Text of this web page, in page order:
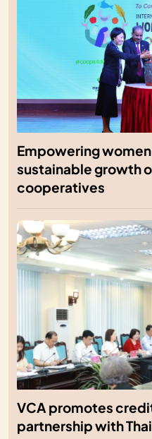
Empowering
sustainable growth
cooperatives
VCA promotes
partnership with